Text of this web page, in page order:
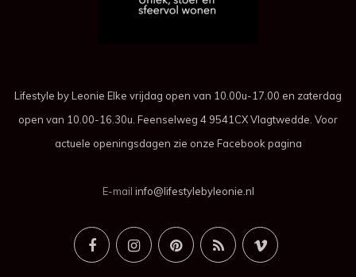
Lifestyle by Leonie Elke vrijdag open van 10.00u-17.00 en zaterdag
open van 10.00-16.30u. Feenselweg 4 9541CX Vlagtwedde. Voor
actuele openingsdagen zie onze Facebook pagina
E-mail info@lifestylebyleonie.nl